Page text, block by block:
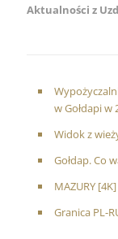
Aktualności z
w Gołdapi w
Widok z
Gołdap. Co
MAZURY
Granica PL-